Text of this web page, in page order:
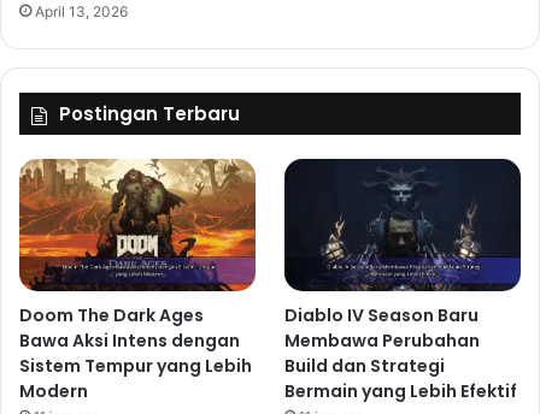
April 13, 2026
Postingan Terbaru
Doom The Dark Ages
Bawa Aksi Intens dengan
Sistem Tempur yang Lebih
Modern
Diablo IV Season Baru
Membawa Perubahan
Build dan Strategi
Bermain yang Lebih Efektif